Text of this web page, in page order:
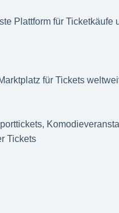
Plattform für Ticketkäufe
für Tickets
Tickets